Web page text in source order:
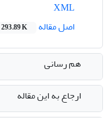
اصل مقاله
293.89 K
هم رسانی
ارجاع به این مقاله